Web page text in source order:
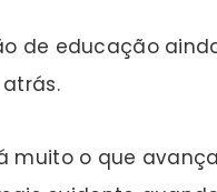
de educação
muito o que